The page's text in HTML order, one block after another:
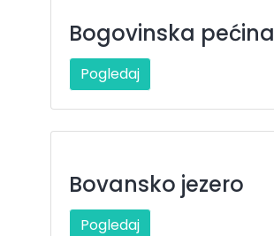
Bogovinska pećina
Pogledaj
Bovansko jezero
Pogledaj